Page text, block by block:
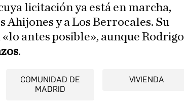
licitación ya está en marcha,
Ahijones y a Los Berrocales. Su
antes posible», aunque Rodrigo
.
COMUNIDAD DE
MADRID
VIVIENDA